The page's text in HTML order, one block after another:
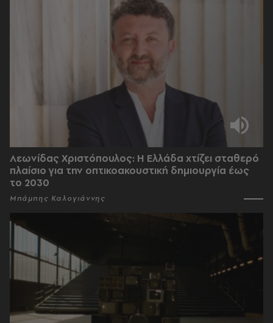
Λεωνίδας Χριστόπουλος: Η Ελλάδα χτίζει σταθερό
πλαίσιο για την οπτικοακουστική δημιουργία έως
το 2030
Μπάμπης Καλογιάννης